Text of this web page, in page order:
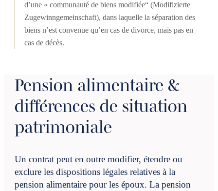
d’une « communauté de biens modifiée“ (Modifizierte
Zugewinngemeinschaft), dans laquelle la séparation des
biens n’est convenue qu’en cas de divorce, mais pas en
cas de décès.
Pension alimentaire &
différences de situation
patrimoniale
Un contrat peut en outre modifier, étendre ou
exclure les dispositions légales relatives à la
pension alimentaire pour les époux. La pension